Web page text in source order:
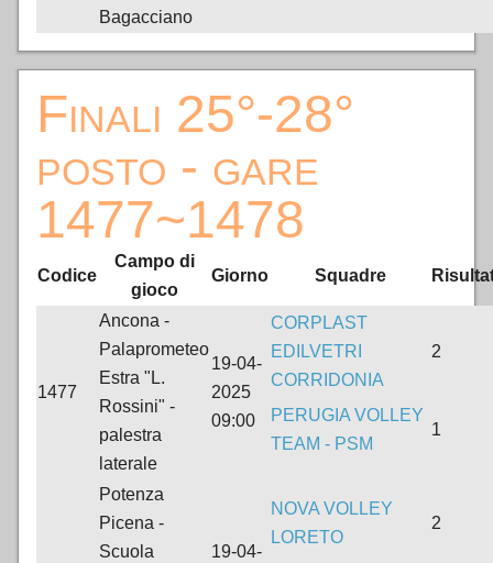
Bagacciano
Finali 25°-28°
posto - gare
1477~1478
Codice
Campo di
gioco
Giorno Squadre
1477
Ancona -
Palaprometeo
Estra "L.
Rossini" -
palestra
laterale
19-04-
2025
09:00
CORPLAST
EDILVETRI
CORRIDONIA
2
PERUGIA VOLLEY
TEAM - PSM
1
Potenza
Picena -
Scuola
19-04-
NOVA VOLLEY
LORETO
2